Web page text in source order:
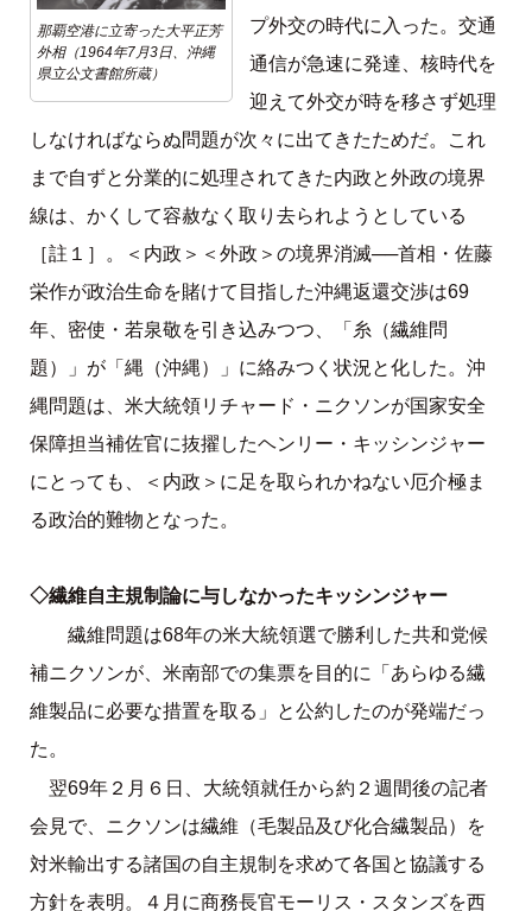
那覇空港に立寄った大平正芳
外相（1964年7月3日、沖縄
県立公文書館所蔵）
プ外交の時代に入った。交通
通信が急速に発達、核時代を
迎えて外交が時を移さず処理
しなければならぬ問題が次々に出てきたためだ。これ
まで自ずと分業的に処理されてきた内政と外政の境界
線は、かくして容赦なく取り去られようとしている
［註１］。＜内政＞＜外政＞の境界消滅──首相・佐藤
栄作が政治生命を賭けて目指した沖縄返還交渉は69
年、密使・若泉敬を引き込みつつ、「糸（繊維問
題）」が「縄（沖縄）」に絡みつく状況と化した。沖
縄問題は、米大統領リチャード・ニクソンが国家安全
保障担当補佐官に抜擢したヘンリー・キッシンジャー
にとっても、＜内政＞に足を取られかねない厄介極ま
る政治的難物となった。
◇繊維自主規制論に与しなかったキッシンジャー
繊維問題は68年の米大統領選で勝利した共和党候
補ニクソンが、米南部での集票を目的に「あらゆる繊
維製品に必要な措置を取る」と公約したのが発端だっ
た。
翌69年２月６日、大統領就任から約２週間後の記者
会見で、ニクソンは繊維（毛製品及び化合繊製品）を
対米輸出する諸国の自主規制を求めて各国と協議する
方針を表明。４月に商務長官モーリス・スタンズを西